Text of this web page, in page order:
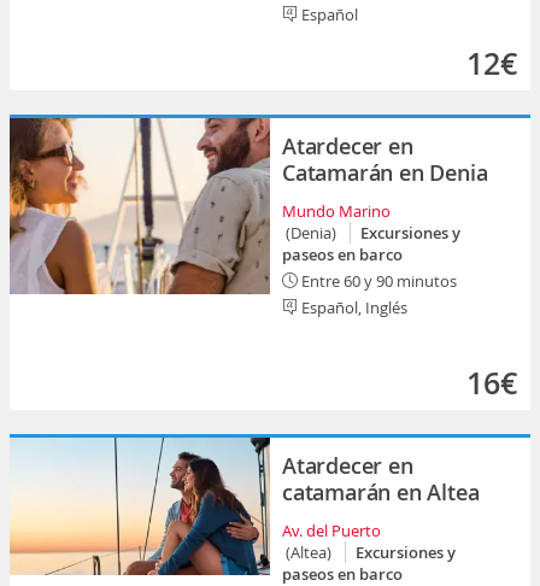
Español
12€
Atardecer en
Catamarán en Denia
Mundo Marino
(Denia)
Excursiones y
paseos en barco
Entre 60 y 90 minutos
Español, Inglés
16€
Atardecer en
catamarán en Altea
Av. del Puerto
(Altea)
Excursiones y
paseos en barco